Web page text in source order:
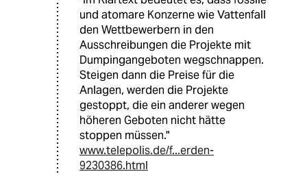
und atomare Konzerne wie Vattenfall
den Wettbewerbern in den
Ausschreibungen die Projekte mit
Dumpingangeboten wegschnappen.
Steigen dann die Preise für die
Anlagen, werden die Projekte
gestoppt, die ein anderer wegen
höheren Geboten nicht hätte
stoppen müssen."
www.telepolis.de/f...erden-
9230386.html